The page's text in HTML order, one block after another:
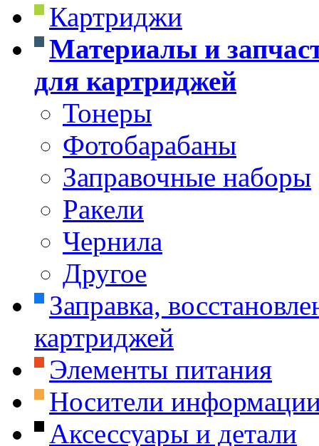
Картриджи
Материалы и
для картриджей
Тонеры
Фотобарабаны
Заправочные наборы
Ракели
Чернила
Другое
Заправка,
картриджей
Элементы питания
Носители
Аксессуары и детали